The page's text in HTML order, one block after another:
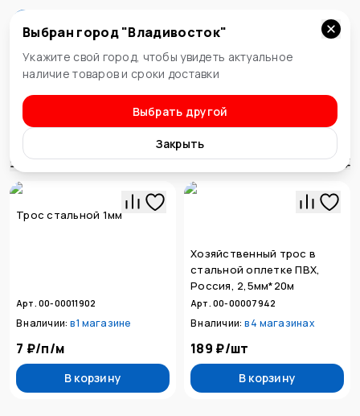
Владивосток
Выбран город "Владивосток"
Укажите свой город, чтобы увидеть актуальное
наличие товаров и сроки доставки
Выбрать другой
Закрыть
Такелаж
Тросы и цепи
Сортировка
Трос стальной 1мм
Арт. 00-00011902
В наличии: в1 магазине
7 ₽/п/м
В корзину
Хозяйственный трос в
стальной оплетке ПВХ,
Россия, 2,5мм*20м
Арт. 00-00007942
В наличии: в4 магазинах
189 ₽/шт
В корзину